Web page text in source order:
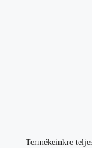
Termékeinkre